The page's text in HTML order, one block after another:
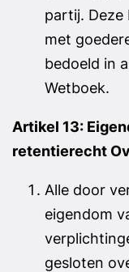
partij. Deze
met
bedoeld in
Wetboek.
Artikel 13:
retentierecht
Alle door
eigendom
gesloten